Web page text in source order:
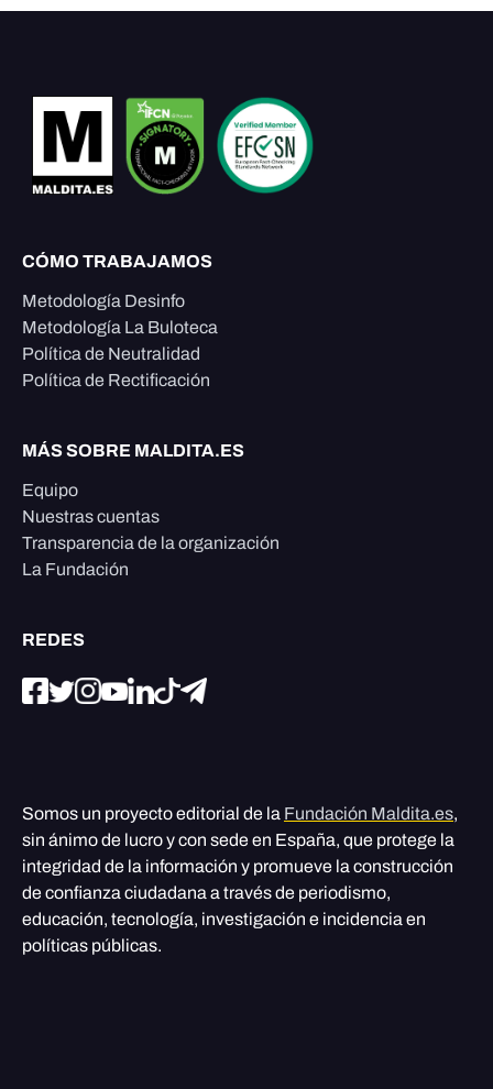
CÓMO TRABAJAMOS
Metodología Desinfo
Metodología La Buloteca
Política de Neutralidad
Política de Rectificación
MÁS SOBRE MALDITA.ES
Equipo
Nuestras cuentas
Transparencia de la organización
La Fundación
REDES
Somos un proyecto editorial de la Fundación Maldita.es,
sin ánimo de lucro y con sede en España, que protege la
integridad de la información y promueve la construcción
de confianza ciudadana a través de periodismo,
educación, tecnología, investigación e incidencia en
políticas públicas.